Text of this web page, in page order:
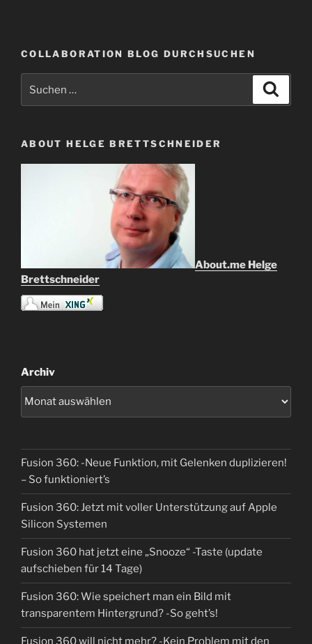
COLLABORATION BLOG DURCHSUCHEN
ABOUT HELGE BRETTSCHNEIDER
About.me Helge
Brettschneider
Archiv
Fusion 360: -Neue Funktion, mit Gelenken duplizieren!
– So funktioniert’s
Fusion 360: Jetzt mit voller Unterstützung auf Apple
Silicon Systemen
Fusion 360 hat jetzt eine „Snooze“ -Taste (update
aufschieben für 14 Tage)
Fusion 360: Wie speichert man ein Bild mit
transparentem Hintergrund? -So geht’s!
Fusion 360 will nicht mehr? -Kein Problem mit den